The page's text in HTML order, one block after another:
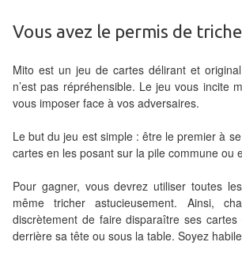
Tables
Jeux
société
de
cartes
à
Vous avez le permis de
Mito est un jeu de cartes délirant et
n’est pas répréhensible. Le jeu vous incite
vous imposer face à vos adversaires.
Le but du jeu est simple : être le premier à
cartes en les posant sur la pile commune ou
Pour gagner, vous devrez utiliser toutes
même tricher astucieusement. Ainsi,
discrètement de faire disparaître ses cartes
derrière sa tête ou sous la table. Soyez